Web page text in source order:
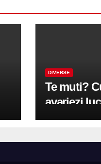
DIVERSE
Te muti?
avariezi
zgarii